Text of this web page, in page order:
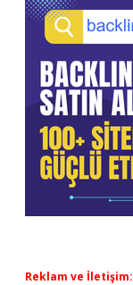
Reklam ve İletişim: